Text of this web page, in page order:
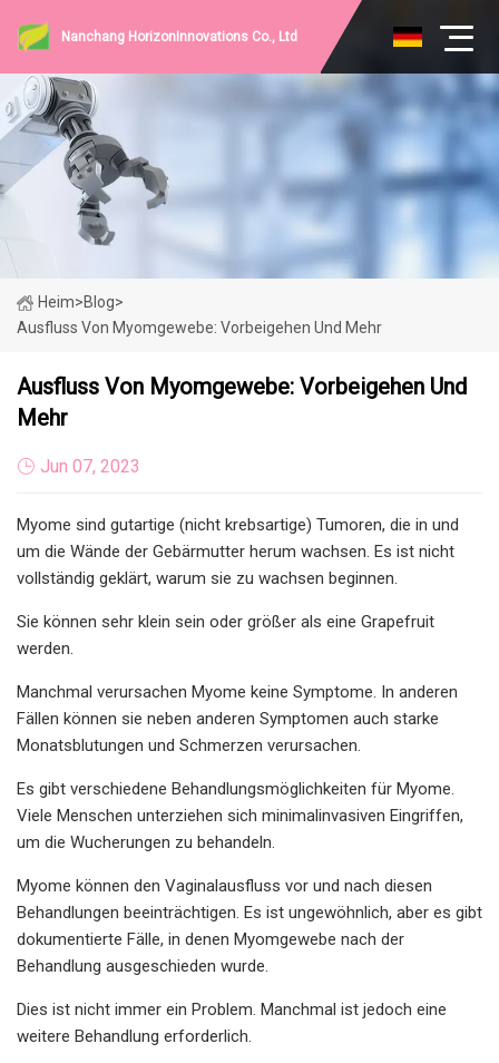
Nanchang HorizonInnovations Co., Ltd
Heim>Blog>
Ausfluss Von Myomgewebe: Vorbeigehen Und Mehr
Ausfluss Von Myomgewebe: Vorbeigehen Und
Mehr
Jun 07, 2023
Myome sind gutartige (nicht krebsartige) Tumoren, die in und
um die Wände der Gebärmutter herum wachsen. Es ist nicht
vollständig geklärt, warum sie zu wachsen beginnen.
Sie können sehr klein sein oder größer als eine Grapefruit
werden.
Manchmal verursachen Myome keine Symptome. In anderen
Fällen können sie neben anderen Symptomen auch starke
Monatsblutungen und Schmerzen verursachen.
Es gibt verschiedene Behandlungsmöglichkeiten für Myome.
Viele Menschen unterziehen sich minimalinvasiven Eingriffen,
um die Wucherungen zu behandeln.
Myome können den Vaginalausfluss vor und nach diesen
Behandlungen beeinträchtigen. Es ist ungewöhnlich, aber es gibt
dokumentierte Fälle, in denen Myomgewebe nach der
Behandlung ausgeschieden wurde.
Dies ist nicht immer ein Problem. Manchmal ist jedoch eine
weitere Behandlung erforderlich.